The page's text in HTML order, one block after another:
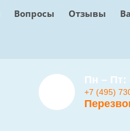
Вопросы Отзывы
Пн – Пт:
+7 (495)